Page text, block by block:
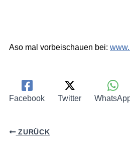
Aso mal vorbeischauen bei:
Facebook Twitter
ZURÜCK